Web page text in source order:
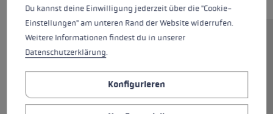
Alle Skifahrer, die einen
hochwertigen Carbon Stock mit
klassischer Schlaufe suchen,
sind mit dem Neolite Carbon
bestens bedient. Der Pro G PAS
Du kannst deine Einwilligung jederzeit über die "Cookie-
Einstellungen" am unteren Rand der Website widerrufen.
Weitere Informationen findest du in unserer
Datenschutzerklärung.
Konfigurieren